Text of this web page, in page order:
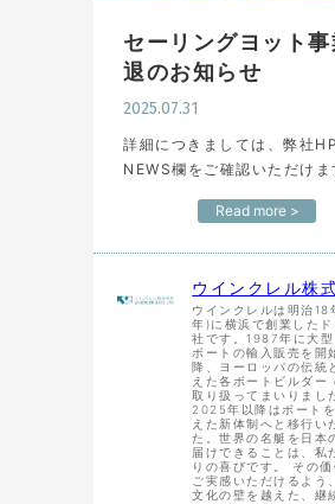
セーリングヨット
退のお知らせ
2025.07.31
詳細につきましては、弊社
NEWS欄をご確認いただけま
満足いただけるボート販売、
Read more >
ウインクレル株
ウインクレルは明治18
年)に横浜で創業したド
社です。1987年に大型
ボートの輸入販売を開
降、ヨーロッパの伝統
えた各ボートビルダー
取り扱ってまいりまし
2025年以降はボート
えた新体制へと移行い
た。世界の名艇を日本
届けできることは、私
りの喜びです。 その価
ご実感いただけるよう
文化の壁を越えた、継